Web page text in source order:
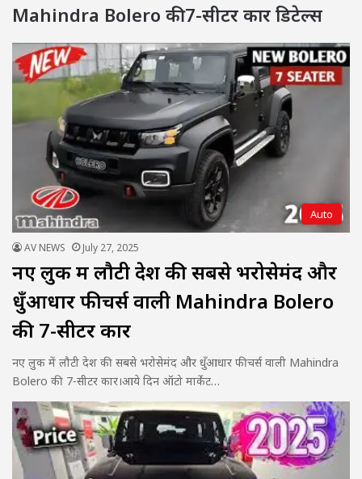
Mahindra Bolero की 7-सीटर कार डिटेल्स
Auto
AV NEWS July 27, 2025
नए लुक में लौटी देश की सबसे भरोसेमंद और
धुँआधार फीचर्स वाली Mahindra Bolero
की 7-सीटर कार
नए लुक में लौटी देश की सबसे भरोसेमंद और धुँआधार फीचर्स वाली Mahindra
Bolero की 7-सीटर कार।आये दिन ऑटो मार्केट…